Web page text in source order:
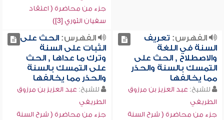
جزء من محاضرة ( اعتقاد
سفيان الثوري [3])
الفهرس: تعريف
السنة في اللغة
والاصطلاح , الحث على
التمسك بالسنة والحذر
مما يخالفها
للشيخ: عبد العزيز بن مرزوق
الطريفي
جزء من محاضرة ( شرح السنة
الفهرس:الحث على
الثبات على السنة
وترك ما عداها , الحث
على التمسك بالسنة
والحذر مما يخالفها
للشيخ: عبد العزيز بن مرزوق
الطريفي
جزء من محاضرة ( شرح السنة